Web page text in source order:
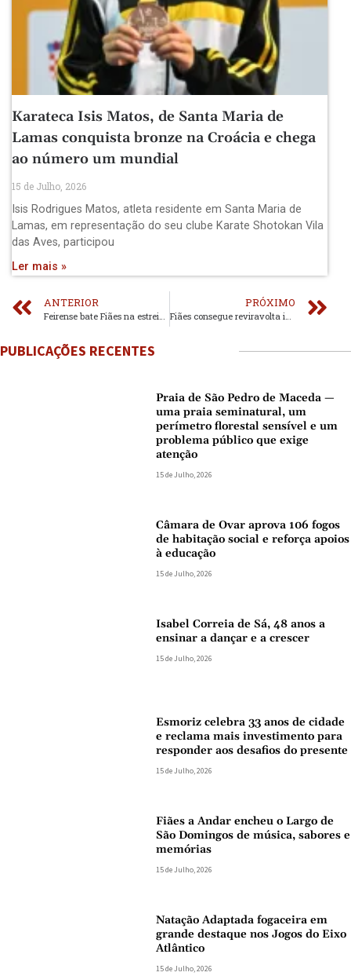
Karateca Isis Matos, de Santa Maria de
Lamas conquista bronze na Croácia e chega
ao número um mundial
15 de Julho, 2026
Isis Rodrigues Matos, atleta residente em Santa Maria de
Lamas, em representação do seu clube Karate Shotokan Vila
das Aves, participou
Ler mais »
ANTERIOR
Feirense bate Fiães na estreia da Taça Masters
PRÓXIMO
Fiães consegue reviravolta imprevista no fim
PUBLICAÇÕES RECENTES
Praia de São Pedro de Maceda —
uma praia seminatural, um
perímetro florestal sensível e um
problema público que exige
atenção
15 de Julho, 2026
Câmara de Ovar aprova 106 fogos
de habitação social e reforça apoios
à educação
15 de Julho, 2026
Isabel Correia de Sá, 48 anos a
ensinar a dançar e a crescer
15 de Julho, 2026
Esmoriz celebra 33 anos de cidade
e reclama mais investimento para
responder aos desafios do presente
15 de Julho, 2026
Fiães a Andar encheu o Largo de
São Domingos de música, sabores e
memórias
15 de Julho, 2026
Natação Adaptada fogaceira em
grande destaque nos Jogos do Eixo
Atlântico
15 de Julho, 2026